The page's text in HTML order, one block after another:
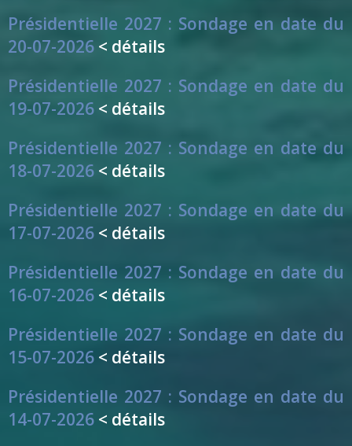
Présidentielle 2027 : Sondage en date du
20-07-2026 < détails
Présidentielle 2027 : Sondage en date du
19-07-2026 < détails
Présidentielle 2027 : Sondage en date du
18-07-2026 < détails
Présidentielle 2027 : Sondage en date du
17-07-2026 < détails
Présidentielle 2027 : Sondage en date du
16-07-2026 < détails
Présidentielle 2027 : Sondage en date du
15-07-2026 < détails
Présidentielle 2027 : Sondage en date du
14-07-2026 < détails